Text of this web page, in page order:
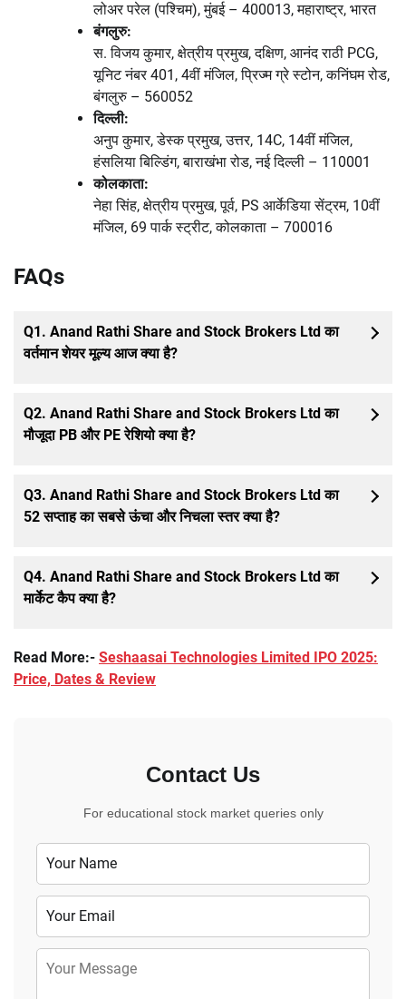
लोअर परेल (पश्चिम), मुंबई – 400013, महाराष्ट्र, भारत
बंगलुरु:
स. विजय कुमार, क्षेत्रीय प्रमुख, दक्षिण, आनंद राठी PCG,
यूनिट नंबर 401, 4वीं मंजिल, प्रिज्म ग्रे स्टोन, कनिंघम रोड,
बंगलुरु – 560052
दिल्ली:
अनुप कुमार, डेस्क प्रमुख, उत्तर, 14C, 14वीं मंजिल,
हंसलिया बिल्डिंग, बाराखंभा रोड, नई दिल्ली – 110001
कोलकाता:
नेहा सिंह, क्षेत्रीय प्रमुख, पूर्व, PS आर्केडिया सेंट्रम, 10वीं
मंजिल, 69 पार्क स्ट्रीट, कोलकाता – 700016
FAQs
Q1. Anand Rathi Share and Stock Brokers Ltd का
वर्तमान शेयर मूल्य आज क्या है?
Q2. Anand Rathi Share and Stock Brokers Ltd का
मौजूदा PB और PE रेशियो क्या है?
Q3. Anand Rathi Share and Stock Brokers Ltd का
52 सप्ताह का सबसे ऊंचा और निचला स्तर क्या है?
Q4. Anand Rathi Share and Stock Brokers Ltd का
मार्केट कैप क्या है?
Read More:- Seshaasai Technologies Limited IPO 2025:
Price, Dates & Review
Contact Us
For educational stock market queries only